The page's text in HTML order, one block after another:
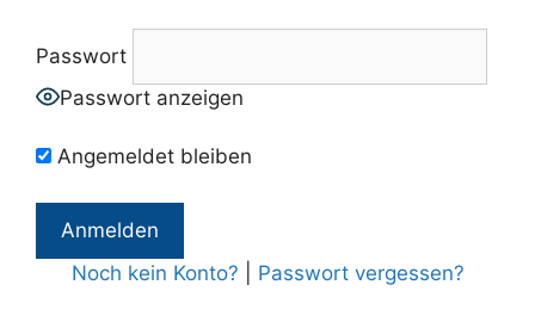
Passwort
Passwort anzeigen
Angemeldet bleiben
Noch kein Konto? Passwort vergessen?